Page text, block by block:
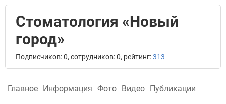
Стоматология «Новый
город»
Подписчиков: 0, сотрудников: 0, рейтинг:313
Главное Информация Фото Видео Публикации